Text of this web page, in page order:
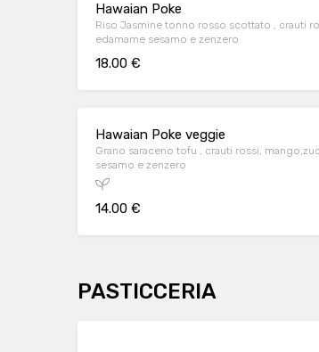
Hawaian Poke
Riso Jasmine tonno rosso scottato , crauti rossi, mango,zucchine in agrodolce , alga wakame,
edamame sesamo e zenzero
18.00 €
Hawaian Poke veggie
Grano saraceno tofu , crauti rossi, mango,zucchine in agrodolce , alga wakame, edamame
sesamo e zenzero
14.00 €
PASTICCERIA